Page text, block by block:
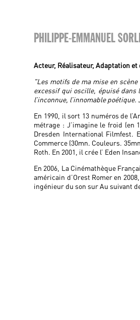
PHILIPPE-EMMANUEL
Acteur, Réalisateur, Adaptation
"Les motifs de ma mise en
excessif qui oscille, épuisé
l’inconnue, l’innomable
En 1990, il sort 13 numéros de
métrage : J’imagine le froid (en
Dresden International Filmfest.
Commerce (30mn. Couleurs.
Roth. En 2001, il crée l’ Eden
En 2006, La Cinémathèque
américain d’Orest Romer en
ingénieur du son sur Au suivant